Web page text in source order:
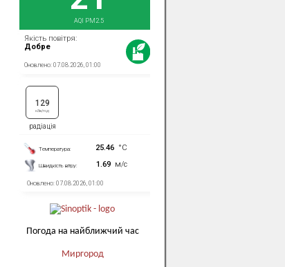
Погода на найближчий час
Миргород